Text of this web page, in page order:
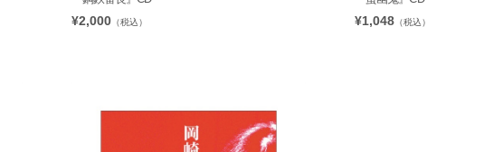
¥2,000（税込） ¥1,048 （税込）